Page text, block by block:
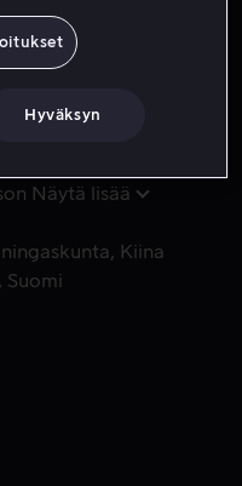
tarkkaillessaan
tukikohdassa
Näytä lisää
Kiina
Suomi
Hyväksyn